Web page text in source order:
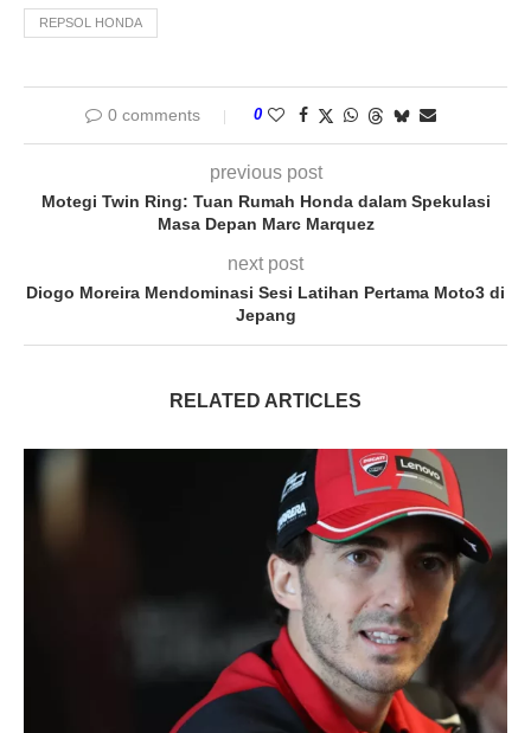
REPSOL HONDA
0 comments 0
previous post
Motegi Twin Ring: Tuan Rumah Honda dalam Spekulasi
Masa Depan Marc Marquez
next post
Diogo Moreira Mendominasi Sesi Latihan Pertama Moto3 di
Jepang
RELATED ARTICLES